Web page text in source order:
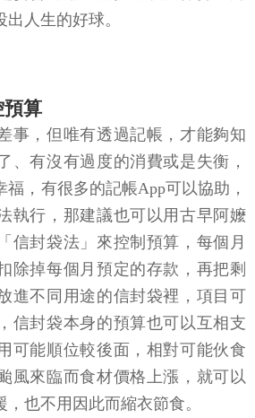
人生的好球。
預算
事，但唯有透過記帳，才能夠知
、有沒有過度的消費或是失衡，
，有很多的記帳App可以協助，
執行，那建議也可以用古早阿嬤
信封袋法」來控制預算，每個月
除掉每個月預定的存款，再把剩
進不同用途的信封袋裡，項目可
信封袋本身的預算也可以互相支
可能順位較後面，相對可能伙食
風來臨而食材價格上漲，就可以
也不用因此而縮衣節食。